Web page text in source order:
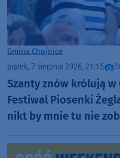
Gmina Chojnice
piątek, 7 sierpnia 2026, 21:15
Szanty znów królują w
Festiwal Piosenki
nikt by mnie tu nie